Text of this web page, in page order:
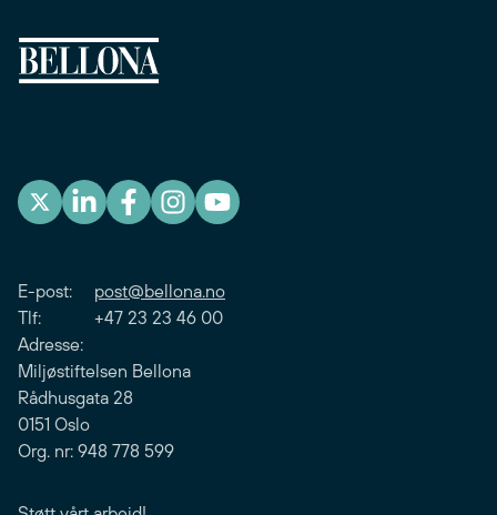
E-post: post@bellona.no
Tlf: +47 23 23 46 00
Adresse:
Miljøstiftelsen Bellona
Rådhusgata 28
0151 Oslo
Org. nr: 948 778 599